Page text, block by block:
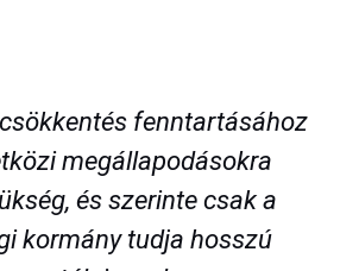
fenntartásához
megállapodásokra
és szerinte csak a
kormány tudja hosszú